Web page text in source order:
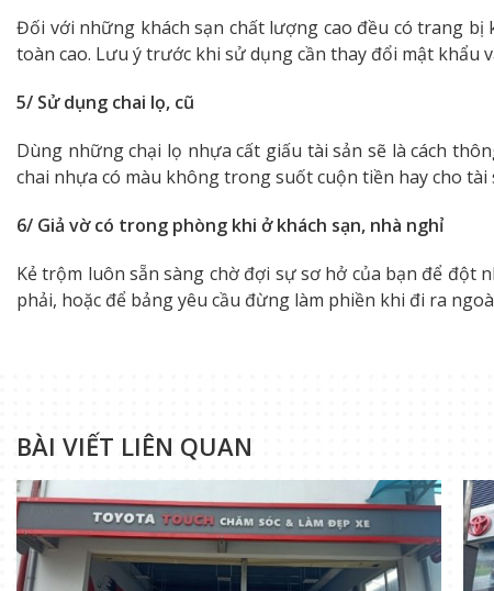
Đối với những khách sạn chất lượng cao đều có trang
toàn cao. Lưu ý trước khi sử dụng cần thay đổi mật khẩu
5/ Sử dụng chai lọ, cũ
Dùng những chại lọ nhựa cất giấu tài sản sẽ là cách
chai nhựa có màu không trong suốt cuộn tiền hay cho
6/ Giả vờ có trong phòng khi ở khách sạn, nhà nghỉ
Kẻ trộm luôn sẵn sàng chờ đợi sự sơ hở của bạn để đột
phải, hoặc để bảng yêu cầu đừng làm phiền khi đi ra
BÀI VIẾT LIÊN QUAN